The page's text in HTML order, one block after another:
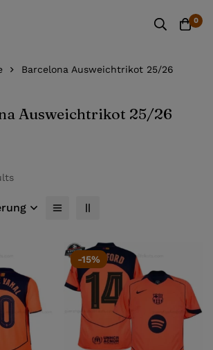
0
Barcelona Ausweichtrikot 25/26
Ausweichtrikot 25/26
-15%